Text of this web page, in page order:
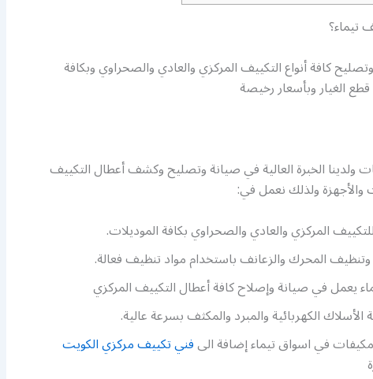
كافة أنواع التكييف المركزي والعادي والصحراوي وبكافة
الغيار وبأسعار رخيصة
ولدينا الخبرة العالية في صيانة وتصليح وكشف أعطال التكييف
والأجهزة ولذلك نعمل في:
المركزي والعادي والصحراوي بكافة الموديلات.
المحرك والزعانف باستخدام مواد تنظيف فعالة.
يعمل في صيانة وإصلاح كافة أعطال التكييف المركزي
الكهربائية والمبرد والمكثف بسرعة عالية.
في اسواق تيماء إضافة الىفني تكييف مركزي الكويت